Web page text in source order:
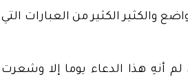
والكثير الكثير من العبارات
لم أنهِ هذا الدعاء يوما إلا